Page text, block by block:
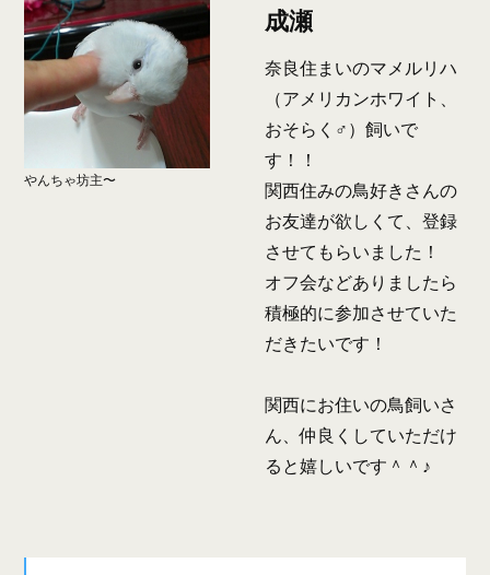
やんちゃ坊主〜
成瀬
奈良住まいのマメルリハ
（アメリカンホワイト、
おそらく♂）飼いで
す！！
関西住みの鳥好きさんの
お友達が欲しくて、登録
させてもらいました！
オフ会などありましたら
積極的に参加させていた
だきたいです！
関西にお住いの鳥飼いさ
ん、仲良くしていただけ
ると嬉しいです＾＾♪